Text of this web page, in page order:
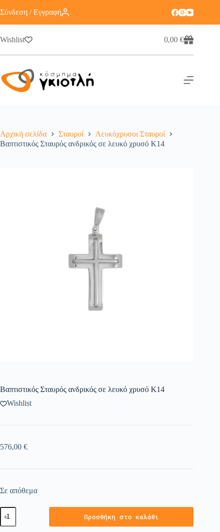
Σύνδεση / Εγγραφή
Wishlist 0,00€
Αρχική σελίδα Σταυροί
Λευκόχρυσοι Σταυροί
Βαπτιστικός Σταυρός ανδρικός σε λευκό χρυσό K14
Βαπτιστικός Σταυρός ανδρικός σε λευκό χρυσό K14
Wishlist
576,00 €
Σε απόθεμα
Προσθήκη στο καλάθι